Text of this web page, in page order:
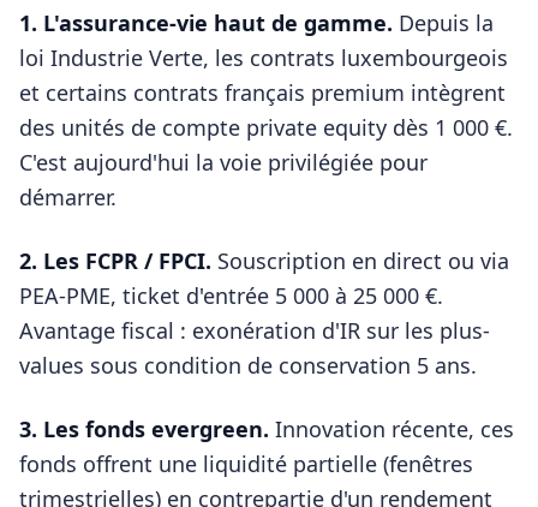
1. L'assurance-vie haut de gamme. Depuis la
loi Industrie Verte, les contrats luxembourgeois
et certains contrats français premium intègrent
des unités de compte private equity dès 1 000 €.
C'est aujourd'hui la voie privilégiée pour
démarrer.
2. Les FCPR / FPCI. Souscription en direct ou via
PEA-PME, ticket d'entrée 5 000 à 25 000 €.
Avantage fiscal : exonération d'IR sur les plus-
values sous condition de conservation 5 ans.
3. Les fonds evergreen. Innovation récente, ces
fonds offrent une liquidité partielle (fenêtres
trimestrielles) en contrepartie d'un rendement